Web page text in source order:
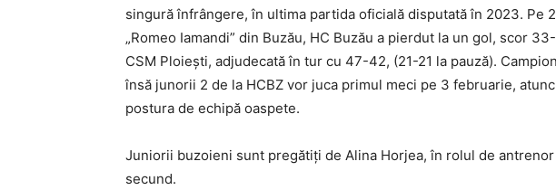
singură înfrângere, în ultima partida oficială disputată în 2023. Pe
„Romeo Iamandi” din Buzău, HC Buzău a pierdut la un gol, scor
CSM Ploieşti, adjudecată în tur cu 47-42, (21-21 la pauză).
însă junorii 2 de la HCBZ vor juca primul meci pe 3 februarie,
postura de echipă oaspete.
Juniorii buzoieni sunt pregătiţi de Alina Horjea, în rolul de
secund.